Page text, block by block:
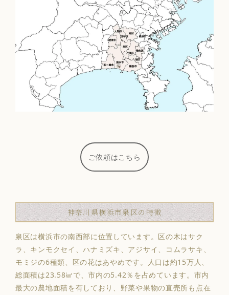
ご依頼はこちら
神奈川県横浜市泉区の特徴
泉区は横浜市の南西部に位置しています。区の木はサク
ラ、キンモクセイ、ハナミズキ、アジサイ、コムラサキ、
モミジの6種類、区の花はあやめです。人口は約15万人、
総面積は23.58㎢で、市内の5.42％を占めています。市内
最大の農地面積を有しており、野菜や果物の直売所も点在